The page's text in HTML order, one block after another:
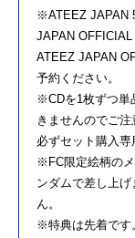
※ATEEZ JAPAN
JAPAN
ATEEZ JAPAN
予約ください。
※CDを1枚ずつ単
きませんのでご注
必ずセット購入専
※FC限定絵柄の
ンダムで差し上
ん。
※特典は先着です